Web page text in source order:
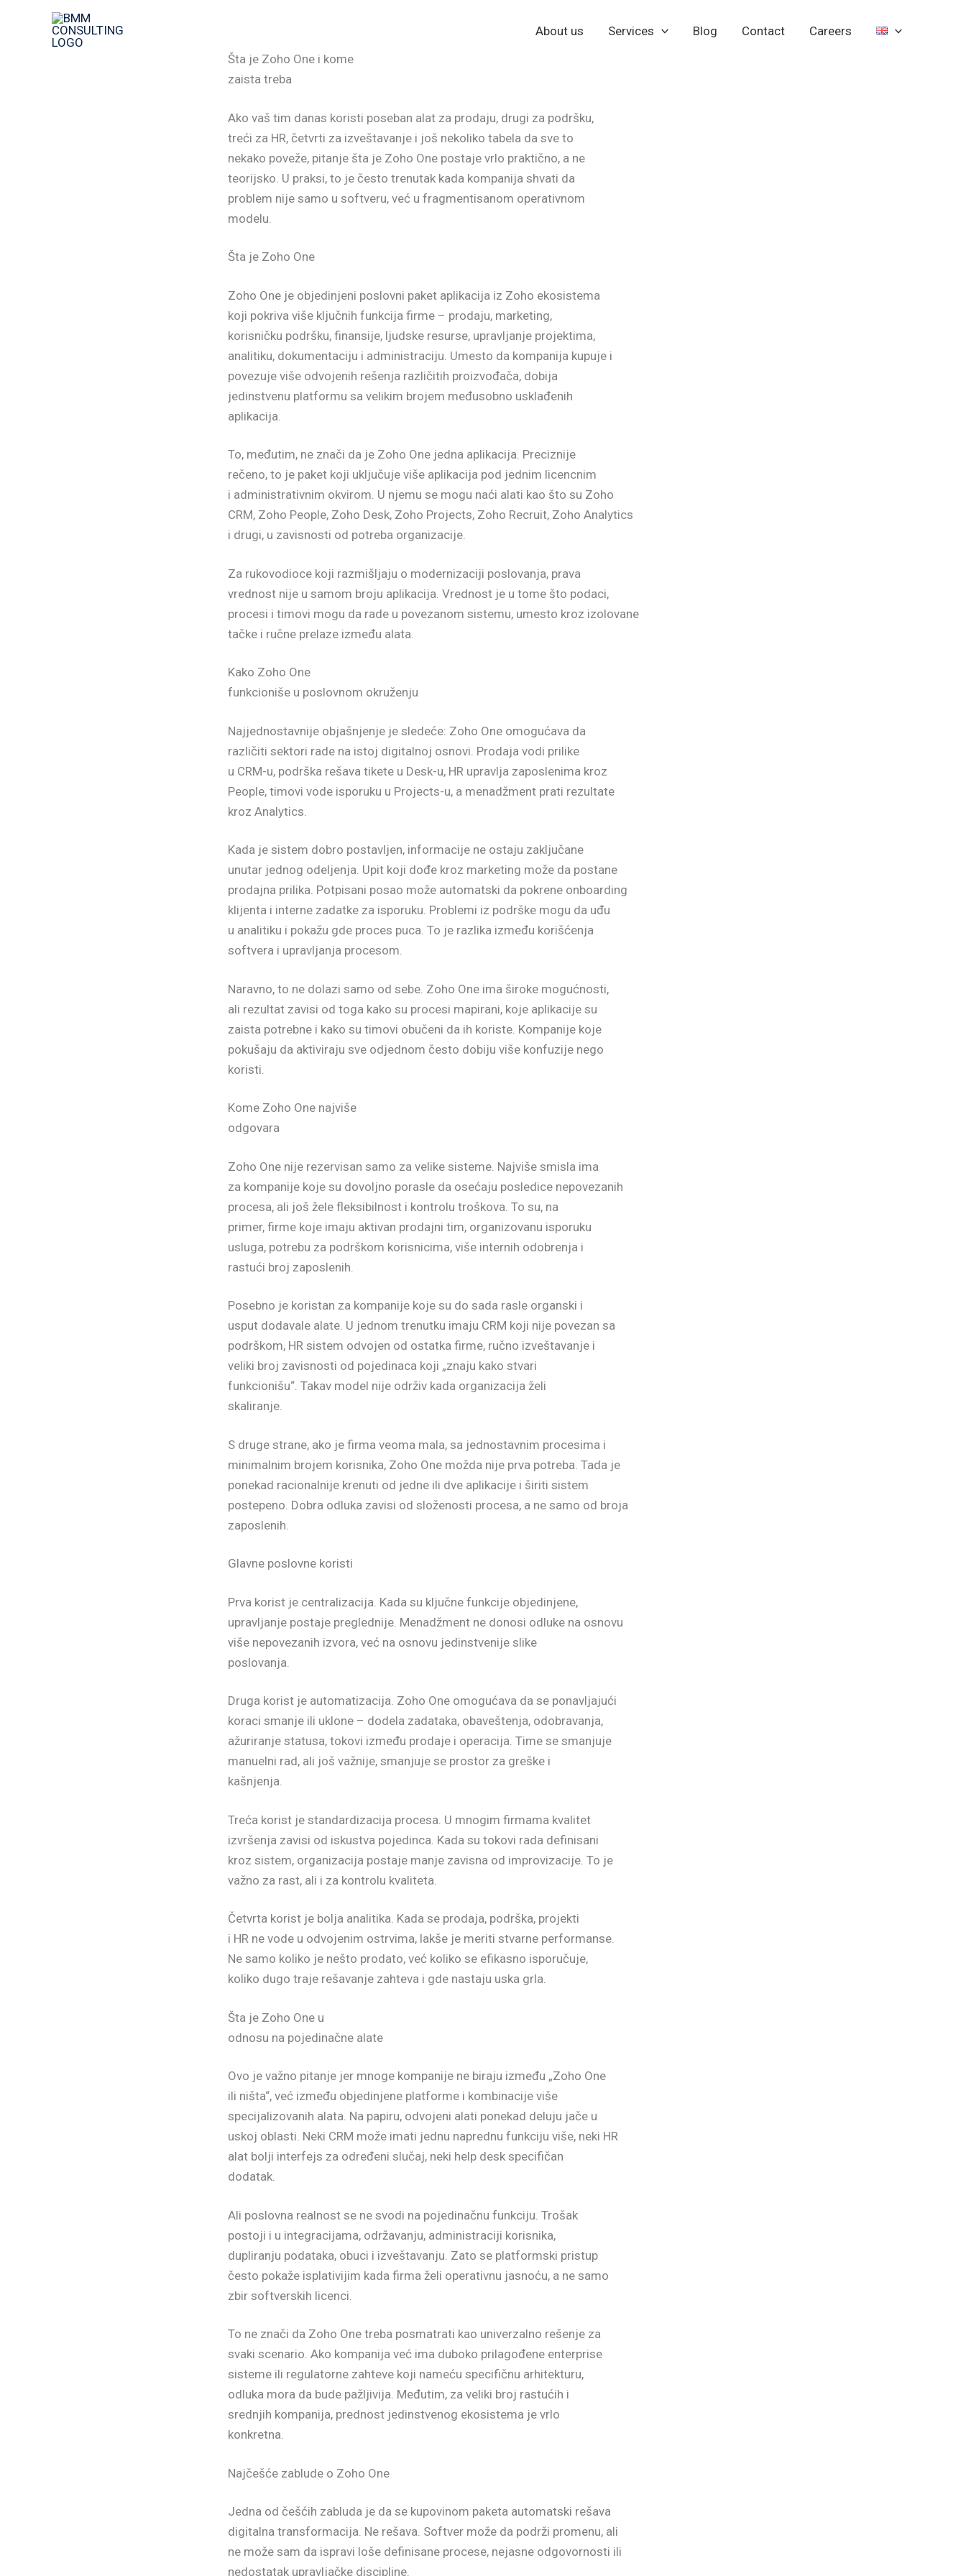
About us Services Blog Contact
Careers
Šta je Zoho One i kome
zaista treba
Ako vaš tim danas koristi poseban alat za prodaju, drugi za podršku,
treći za HR, četvrti za izveštavanje i još nekoliko tabela da sve to
nekako poveže, pitanje šta je Zoho One postaje vrlo praktično, a ne
teorijsko. U praksi, to je često trenutak kada kompanija shvati da
problem nije samo u softveru, već u fragmentisanom operativnom
modelu.
Šta je Zoho One
Zoho One je objedinjeni poslovni paket aplikacija iz Zoho ekosistema
koji pokriva više ključnih funkcija firme – prodaju, marketing,
korisničku podršku, finansije, ljudske resurse, upravljanje projektima,
analitiku, dokumentaciju i administraciju. Umesto da kompanija kupuje i
povezuje više odvojenih rešenja različitih proizvođača, dobija
jedinstvenu platformu sa velikim brojem međusobno usklađenih
aplikacija.
To, međutim, ne znači da je Zoho One jedna aplikacija. Preciznije
rečeno, to je paket koji uključuje više aplikacija pod jednim licencnim
i administrativnim okvirom. U njemu se mogu naći alati kao što su Zoho
CRM, Zoho People, Zoho Desk, Zoho Projects, Zoho Recruit, Zoho Analytics
i drugi, u zavisnosti od potreba organizacije.
Za rukovodioce koji razmišljaju o modernizaciji poslovanja, prava
vrednost nije u samom broju aplikacija. Vrednost je u tome što podaci,
procesi i timovi mogu da rade u povezanom sistemu, umesto kroz izolovane
tačke i ručne prelaze između alata.
Kako Zoho One
funkcioniše u poslovnom okruženju
Najjednostavnije objašnjenje je sledeće: Zoho One omogućava da
različiti sektori rade na istoj digitalnoj osnovi. Prodaja vodi prilike
u CRM-u, podrška rešava tikete u Desk-u, HR upravlja zaposlenima kroz
People, timovi vode isporuku u Projects-u, a menadžment prati rezultate
kroz Analytics.
Kada je sistem dobro postavljen, informacije ne ostaju zaključane
unutar jednog odeljenja. Upit koji dođe kroz marketing može da postane
prodajna prilika. Potpisani posao može automatski da pokrene onboarding
klijenta i interne zadatke za isporuku. Problemi iz podrške mogu da uđu
u analitiku i pokažu gde proces puca. To je razlika između korišćenja
softvera i upravljanja procesom.
Naravno, to ne dolazi samo od sebe. Zoho One ima široke mogućnosti,
ali rezultat zavisi od toga kako su procesi mapirani, koje aplikacije su
zaista potrebne i kako su timovi obučeni da ih koriste. Kompanije koje
pokušaju da aktiviraju sve odjednom često dobiju više konfuzije nego
koristi.
Kome Zoho One najviše
odgovara
Zoho One nije rezervisan samo za velike sisteme. Najviše smisla ima
za kompanije koje su dovoljno porasle da osećaju posledice nepovezanih
procesa, ali još žele fleksibilnost i kontrolu troškova. To su, na
primer, firme koje imaju aktivan prodajni tim, organizovanu isporuku
usluga, potrebu za podrškom korisnicima, više internih odobrenja i
rastući broj zaposlenih.
Posebno je koristan za kompanije koje su do sada rasle organski i
usput dodavale alate. U jednom trenutku imaju CRM koji nije povezan sa
podrškom, HR sistem odvojen od ostatka firme, ručno izveštavanje i
veliki broj zavisnosti od pojedinaca koji „znaju kako stvari
funkcionišu“. Takav model nije održiv kada organizacija želi
skaliranje.
S druge strane, ako je firma veoma mala, sa jednostavnim procesima i
minimalnim brojem korisnika, Zoho One možda nije prva potreba. Tada je
ponekad racionalnije krenuti od jedne ili dve aplikacije i širiti sistem
postepeno. Dobra odluka zavisi od složenosti procesa, a ne samo od broja
zaposlenih.
Glavne poslovne koristi
Prva korist je centralizacija. Kada su ključne funkcije objedinjene,
upravljanje postaje preglednije. Menadžment ne donosi odluke na osnovu
više nepovezanih izvora, već na osnovu jedinstvenije slike
poslovanja.
Druga korist je automatizacija. Zoho One omogućava da se ponavljajući
koraci smanje ili uklone – dodela zadataka, obaveštenja, odobravanja,
ažuriranje statusa, tokovi između prodaje i operacija. Time se smanjuje
manuelni rad, ali još važnije, smanjuje se prostor za greške i
kašnjenja.
Treća korist je standardizacija procesa. U mnogim firmama kvalitet
izvršenja zavisi od iskustva pojedinca. Kada su tokovi rada definisani
kroz sistem, organizacija postaje manje zavisna od improvizacije. To je
važno za rast, ali i za kontrolu kvaliteta.
Četvrta korist je bolja analitika. Kada se prodaja, podrška, projekti
i HR ne vode u odvojenim ostrvima, lakše je meriti stvarne performanse.
Ne samo koliko je nešto prodato, već koliko se efikasno isporučuje,
koliko dugo traje rešavanje zahteva i gde nastaju uska grla.
Šta je Zoho One u
odnosu na pojedinačne alate
Ovo je važno pitanje jer mnoge kompanije ne biraju između „Zoho One
ili ništa“, već između objedinjene platforme i kombinacije više
specijalizovanih alata. Na papiru, odvojeni alati ponekad deluju jače u
uskoj oblasti. Neki CRM može imati jednu naprednu funkciju više, neki HR
alat bolji interfejs za određeni slučaj, neki help desk specifičan
dodatak.
Ali poslovna realnost se ne svodi na pojedinačnu funkciju. Trošak
postoji i u integracijama, održavanju, administraciji korisnika,
dupliranju podataka, obuci i izveštavanju. Zato se platformski pristup
često pokaže isplativijim kada firma želi operativnu jasnoću, a ne samo
zbir softverskih licenci.
To ne znači da Zoho One treba posmatrati kao univerzalno rešenje za
svaki scenario. Ako kompanija već ima duboko prilagođene enterprise
sisteme ili regulatorne zahteve koji nameću specifičnu arhitekturu,
odluka mora da bude pažljivija. Međutim, za veliki broj rastućih i
srednjih kompanija, prednost jedinstvenog ekosistema je vrlo
konkretna.
Najčešće zablude o Zoho One
Jedna od češćih zabluda je da se kupovinom paketa automatski rešava
digitalna transformacija. Ne rešava. Softver može da podrži promenu, ali
ne može sam da ispravi loše definisane procese, nejasne odgovornosti ili
nedostatak upravljačke discipline.